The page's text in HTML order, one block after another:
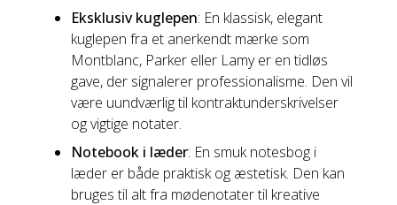
Eksklusiv kuglepen: En klassisk, elegant
kuglepen fra et anerkendt mærke som
Montblanc, Parker eller Lamy er en tidløs
gave, der signalerer professionalisme. Den vil
være uundværlig til kontraktunderskrivelser
og vigtige notater.
Notebook i læder: En smuk notesbog i
læder er både praktisk og æstetisk. Den kan
bruges til alt fra mødenotater til kreative